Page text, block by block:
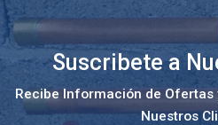
Suscribete a
Recibe Información de Ofertas
Nuestros